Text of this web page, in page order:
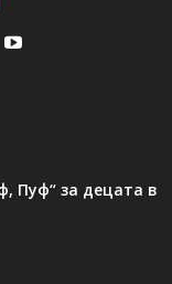
Пуф“ за децата в